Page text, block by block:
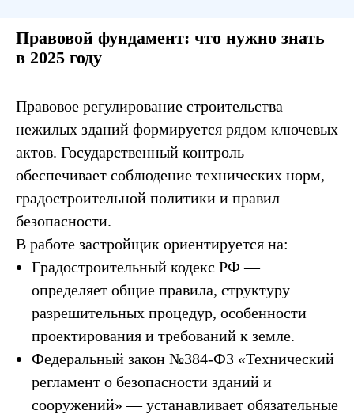
Правовой фундамент: что нужно знать
в 2025 году
Правовое регулирование строительства
нежилых зданий формируется рядом ключевых
актов. Государственный контроль
обеспечивает соблюдение технических норм,
градостроительной политики и правил
безопасности.
В работе застройщик ориентируется на:
Градостроительный кодекс РФ —
определяет общие правила, структуру
разрешительных процедур, особенности
проектирования и требований к земле.
Федеральный закон №384-ФЗ «Технический
регламент о безопасности зданий и
сооружений» — устанавливает обязательные